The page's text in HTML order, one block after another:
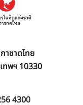
าชาดไทย
ทพฯ 10330
4300